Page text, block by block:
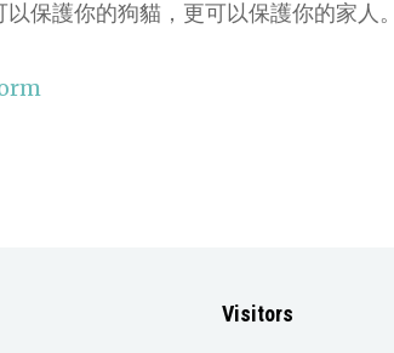
保護你的狗貓，更可以保護你的家人。
Visitors